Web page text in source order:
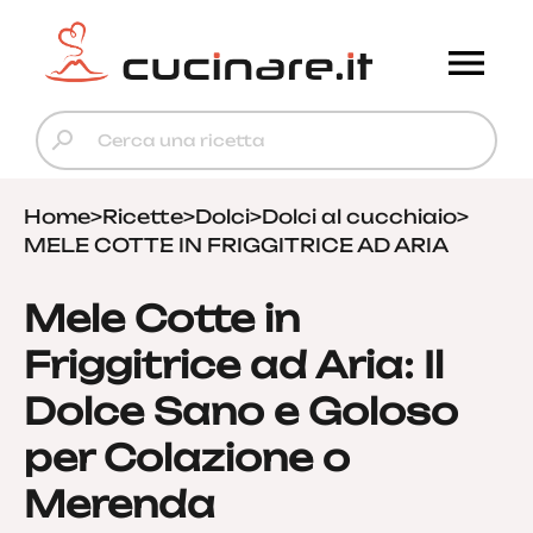
Home>Ricette>Dolci>Dolci al cucchiaio>
MELE COTTE IN FRIGGITRICE AD ARIA
Mele Cotte in
Friggitrice ad Aria: Il
Dolce Sano e Goloso
per Colazione o
Merenda